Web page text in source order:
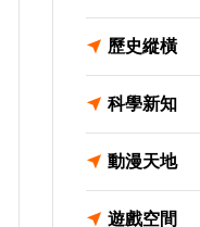
歷史縱橫
科學新知
動漫天地
遊戲空間